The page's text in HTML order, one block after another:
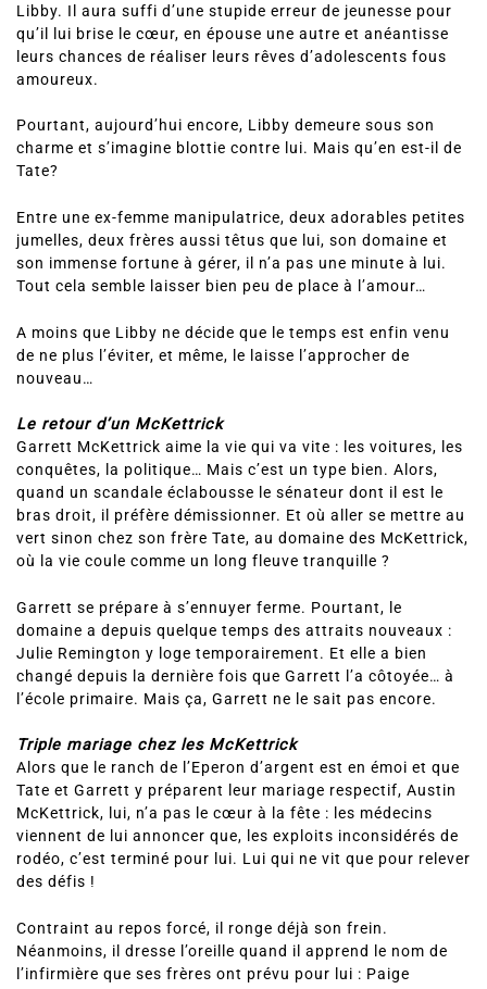
Libby. Il aura suffi d’une stupide erreur de jeunesse pour
qu’il lui brise le cœur, en épouse une autre et anéantisse
leurs chances de réaliser leurs rêves d’adolescents fous
amoureux.
Pourtant, aujourd’hui encore, Libby demeure sous son
charme et s’imagine blottie contre lui. Mais qu’en est-il de
Tate?
Entre une ex-femme manipulatrice, deux adorables petites
jumelles, deux frères aussi têtus que lui, son domaine et
son immense fortune à gérer, il n’a pas une minute à lui.
Tout cela semble laisser bien peu de place à l’amour…
A moins que Libby ne décide que le temps est enfin venu
de ne plus l’éviter, et même, le laisse l’approcher de
nouveau…
Le retour d’un McKettrick
Garrett McKettrick aime la vie qui va vite : les voitures, les
conquêtes, la politique… Mais c’est un type bien. Alors,
quand un scandale éclabousse le sénateur dont il est le
bras droit, il préfère démissionner. Et où aller se mettre au
vert sinon chez son frère Tate, au domaine des McKettrick,
où la vie coule comme un long fleuve tranquille ?
Garrett se prépare à s’ennuyer ferme. Pourtant, le
domaine a depuis quelque temps des attraits nouveaux :
Julie Remington y loge temporairement. Et elle a bien
changé depuis la dernière fois que Garrett l’a côtoyée… à
l’école primaire. Mais ça, Garrett ne le sait pas encore.
Triple mariage chez les McKettrick
Alors que le ranch de l’Eperon d’argent est en émoi et que
Tate et Garrett y préparent leur mariage respectif, Austin
McKettrick, lui, n’a pas le cœur à la fête : les médecins
viennent de lui annoncer que, les exploits inconsidérés de
rodéo, c’est terminé pour lui. Lui qui ne vit que pour relever
des défis !
Contraint au repos forcé, il ronge déjà son frein.
Néanmoins, il dresse l’oreille quand il apprend le nom de
l’infirmière que ses frères ont prévu pour lui : Paige